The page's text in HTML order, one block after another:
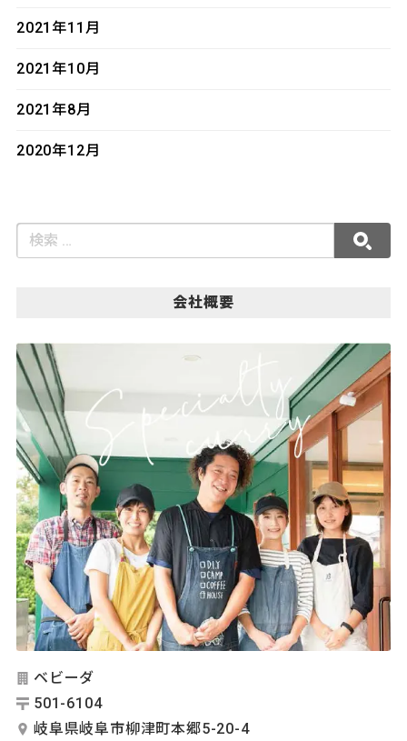
2021年11月
2021年10月
2021年8月
2020年12月
会社概要
ベビーダ
501-6104
岐阜県岐阜市柳津町本郷5-20-4